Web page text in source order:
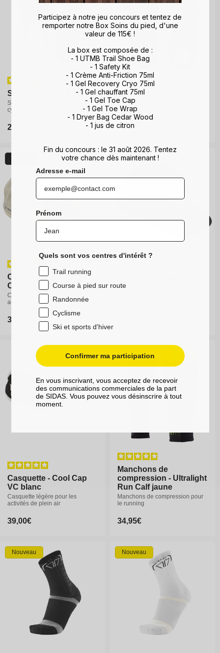
Semelles vélo - Bike 3D
Semelles anatomiques pour le
cyclisme
Prix
27,90€
Semelles vélo - Bike 3D
Semelles anatomiques pour le
cyclisme
Prix
27,90€
L XL
Semelles vélo - Bike+
Semelles préformées pour le
cyclisme
Prix
69,00€
Semelles vélo - Bike+
Semelles préformées pour le
cyclisme
Prix
69,00€
XS S M L
XXL
Casquette - Cool Cap
Colibri
Casquette légère pour les
activités de plein air
Prix
39,00€
Casquette - Cool Cap
Colibri
Casquette légère pour les
activités de plein air
Prix
39,00€
VC noir
VC noir
Casquette - Cool Cap
VC blanc
Casquette légère pour les
activités de plein air
Prix
39,00€
Casquette - Cool Cap
VC blanc
Casquette légère pour les
activités de plein air
Prix
39,00€
Manchons de
compression - Ultralight
Run Calf jaune
Manchons de compression pour
le running
Prix
34,95€
Manchons de
compression - Ultralight
Run Calf jaune
Manchons de compression pour
le running
Prix
34,95€
Nouveau
Nouveau
Participez à notre jeu concours et tentez de
remporter notre Box Soins du pied, d'une
valeur de 115€ !
La box est composée de :
- 1 UTMB Trail Shoe Bag
- 1 Safety Kit
- 1 Crème Anti-Friction 75ml
- 1 Gel Recovery Cryo 75ml
- 1 Gel chauffant 75ml
- 1 Gel Toe Cap
- 1 Gel Toe Wrap
- 1 Dryer Bag Cedar Wood
- 1 jus de citron
Fin du concours : le 31 août 2026. Tentez
votre chance dès maintenant !
Adresse e-mail
Prénom
Quels sont vos centres d'intérêt ?
Trail running
Course à pied sur route
Randonnée
Cyclisme
Ski et sports d'hiver
Confirmer ma participation
En vous inscrivant, vous acceptez de recevoir
des communications commerciales de la part
de SIDAS. Vous pouvez vous désinscrire à tout
moment.